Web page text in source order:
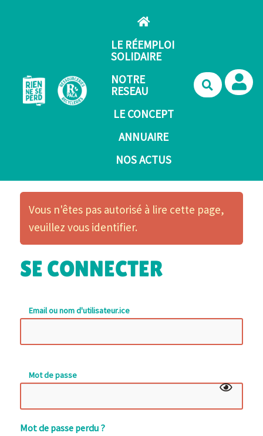
LE RÉEMPLOI
SOLIDAIRE
NOTRE
RESEAU
LE CONCEPT
ANNUAIRE
NOS ACTUS
Vous n'êtes pas autorisé à lire cette page,
veuillez vous identifier.
SE CONNECTER
Email ou nom d'utilisateur.ice
Mot de passe
Mot de passe perdu ?